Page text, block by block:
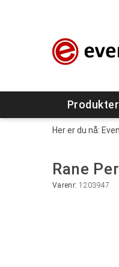
Produkter
Her er du nå:
Rane
Varenr:1203947